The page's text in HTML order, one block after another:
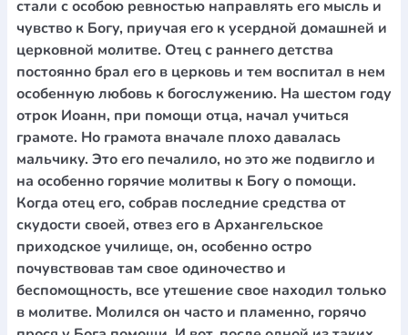
стали с особою ревностью направлять его мысль и
чувство к Богу, приучая его к усердной домашней и
церковной молитве. Отец с раннего детства
постоянно брал его в церковь и тем воспитал в нем
особенную любовь к богослужению. На шестом году
отрок Иоанн, при помощи отца, начал учиться
грамоте. Но грамота вначале плохо давалась
мальчику. Это его печалило, но это же подвигло и
на особенно горячие молитвы к Богу о помощи.
Когда отец его, собрав последние средства от
скудости своей, отвез его в Архангельское
приходское училище, он, особенно остро
почувствовав там свое одиночество и
беспомощность, все утешение свое находил только
в молитве. Молился он часто и пламенно, горячо